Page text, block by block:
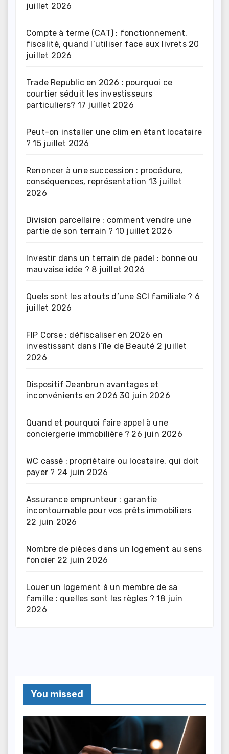
juillet 2026
Compte à terme (CAT) : fonctionnement,
fiscalité, quand l’utiliser face aux livrets 20
juillet 2026
Trade Republic en 2026 : pourquoi ce
courtier séduit les investisseurs
particuliers? 17 juillet 2026
Peut-on installer une clim en étant locataire
? 15 juillet 2026
Renoncer à une succession : procédure,
conséquences, représentation 13 juillet
2026
Division parcellaire : comment vendre une
partie de son terrain ? 10 juillet 2026
Investir dans un terrain de padel : bonne ou
mauvaise idée ? 8 juillet 2026
Quels sont les atouts d’une SCI familiale ? 6
juillet 2026
FIP Corse : défiscaliser en 2026 en
investissant dans l’île de Beauté 2 juillet
2026
Dispositif Jeanbrun avantages et
inconvénients en 2026 30 juin 2026
Quand et pourquoi faire appel à une
conciergerie immobilière ? 26 juin 2026
WC cassé : propriétaire ou locataire, qui doit
payer ? 24 juin 2026
Assurance emprunteur : garantie
incontournable pour vos prêts immobiliers
22 juin 2026
Nombre de pièces dans un logement au sens
foncier 22 juin 2026
Louer un logement à un membre de sa
famille : quelles sont les règles ? 18 juin
2026
You missed